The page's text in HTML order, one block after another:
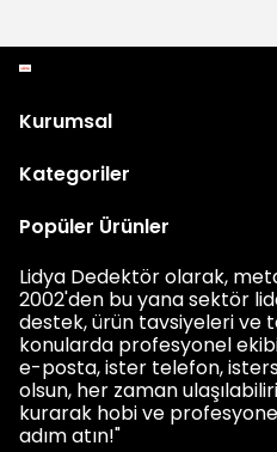
Kurumsal
Kategoriler
Popüler Ürünler
Lidya Dedektör olarak,
2002'den bu yana sektör
destek, ürün tavsiyeleri ve
konularda profesyonel
e-posta, ister telefon,
olsun, her zaman
kurarak hobi ve
adım atın!"